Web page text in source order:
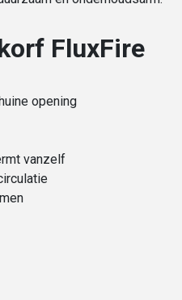
FluxFire
opening
vanzelf